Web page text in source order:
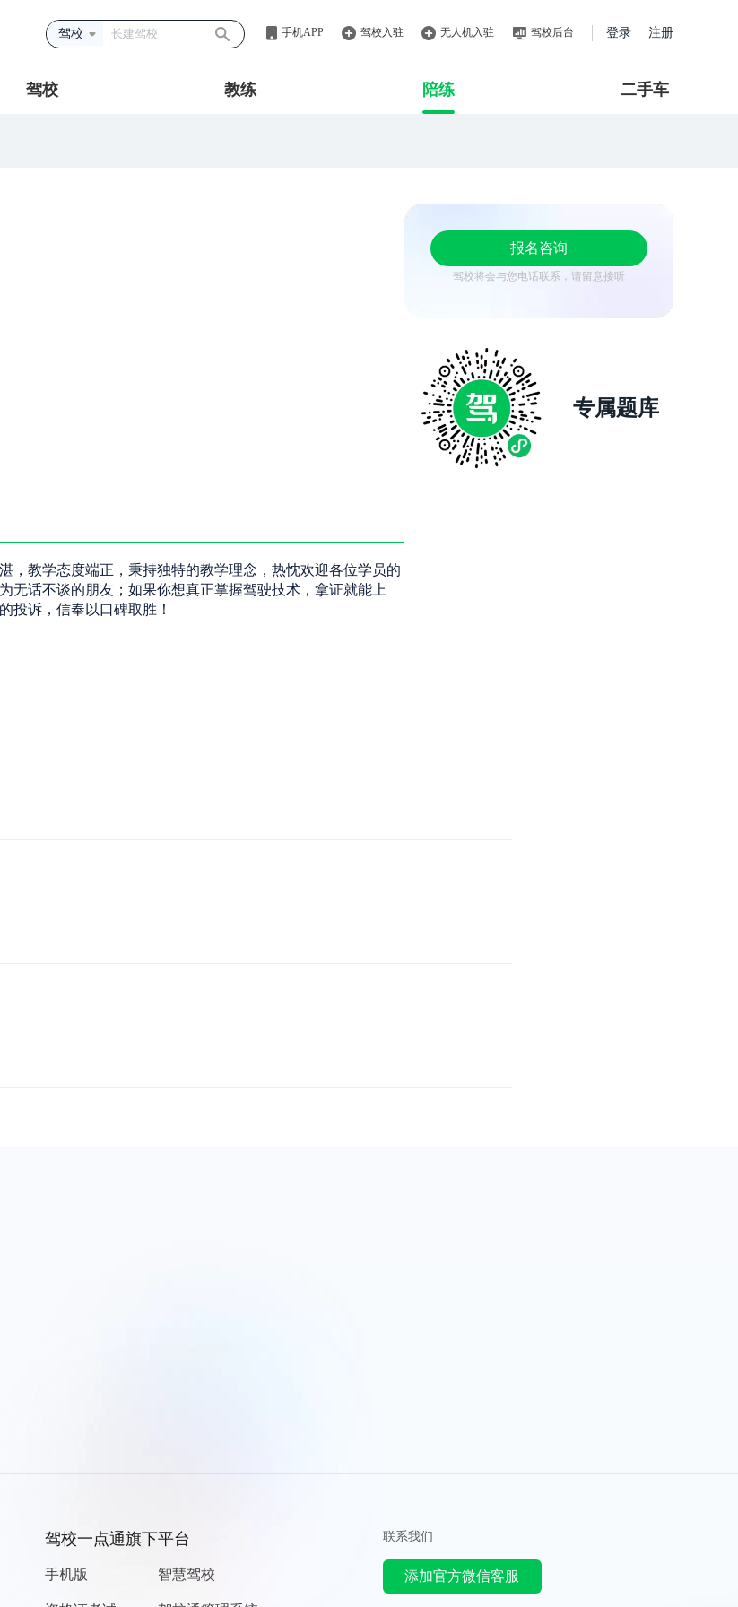
驾校 手机APP 驾校入驻 无人机入驻 驾校后台 登录 注册
驾校 教练 陪练 二手车
报名咨询
驾校将会与您电话联系，请留意接听
专属题库
，教学态度端正，秉持独特的教学理念，热忱欢迎各位学员的
无话不谈的朋友；如果你想真正掌握驾驶技术，拿证就能上
投诉，信奉以口碑取胜！
驾校一点通旗下平台
手机版 智慧驾校
联系我们
添加官方微信客服